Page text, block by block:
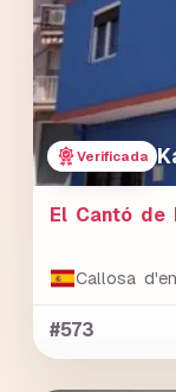
Verificada
El Cantó de
Callosa
#573